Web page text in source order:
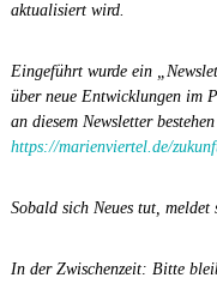
aktualisiert wird.
Eingeführt wurde ein
über neue Entwicklungen im
an diesem Newsletter
https://marienviertel.de/
Sobald sich Neues tut,
In der Zwischenzeit: Bitte